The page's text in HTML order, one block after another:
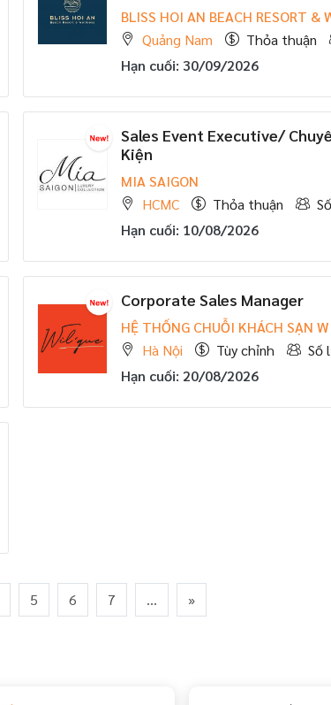
BLISS HOI AN BEACH RESORT &
Quảng Nam
Thỏa thuận
Hạn cuối: 30/09/2026
Sales Event Executive/
Kiện
MIA SAIGON
HCMC
Thỏa thuận
Hạn cuối: 10/08/2026
Corporate Sales Manager
HỆ THỐNG CHUỖI KHÁCH SẠN
Hà Nội
Tùy chỉnh
Số
Hạn cuối: 20/08/2026
5 6 7 ... »